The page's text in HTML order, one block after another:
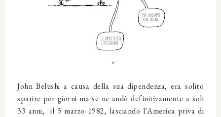
John Belushi a causa della sua dipendenza, era solito
sparire per giorni ma se ne andò definitivamente a soli
33 anni, il 5 marzo 1982, lasciando l'America priva di